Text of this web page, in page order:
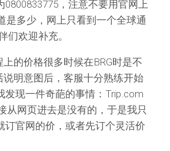
，注意不要用官网上
是多少，网上只看到一个全球通
们欢迎补充。
的价格很多时候在BRG时是不
明意图后，客服十分熟练开始
现一件奇葩的事情：Trip.com
从网页进去是没有的，于是我只
官网的价，或者先订个灵活价